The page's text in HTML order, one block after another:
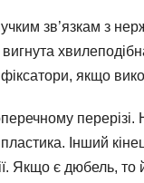
зв’язкам з
фіксатори, якщо
Інший
Якщо є дюбель,